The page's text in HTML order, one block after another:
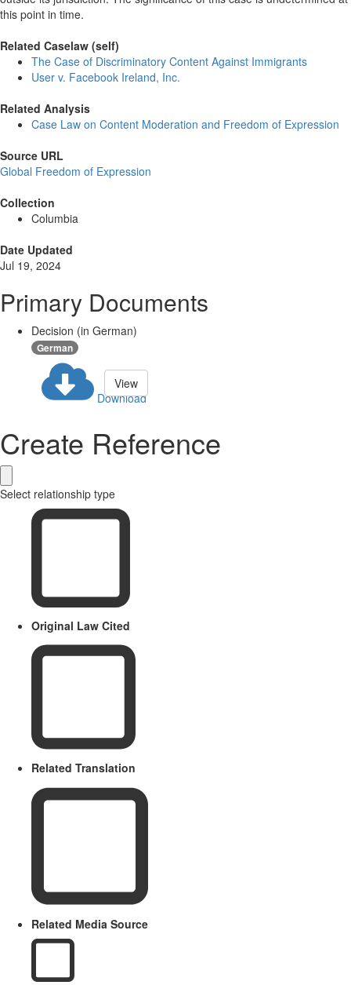
this point in time.
Related Caselaw (self)
The Case of Discriminatory Content Against Immigrants
User v. Facebook Ireland, Inc.
Related Analysis
Case Law on Content Moderation and Freedom of Expression
Source URL
Global Freedom of Expression
Collection
Columbia
Date Updated
Jul 19, 2024
Primary Documents
Decision (in German)
German
Download
View
Create Reference
Select relationship type
Original Law Cited
Related Translation
Related Media Source